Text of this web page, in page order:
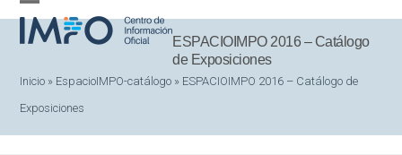
SkipOpen
mobile
menu
Close
mobile
menu
ESPACIOIMPO 2016 – Catálogo
de Exposiciones
Inicio » EspacioIMPO-catálogo » ESPACIOIMPO 2016 – Catálogo de
Exposiciones